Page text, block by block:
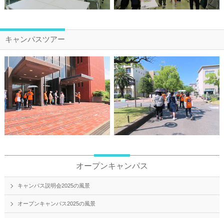
キャンパスツアー
オープンキャンパス
キャンパス説明会2025の風景
オープンキャンパス2025の風景